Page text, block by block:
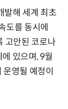
발해 세계 최초
도를 동시에
고안된 코로나
있으며, 9월
영될 예정이